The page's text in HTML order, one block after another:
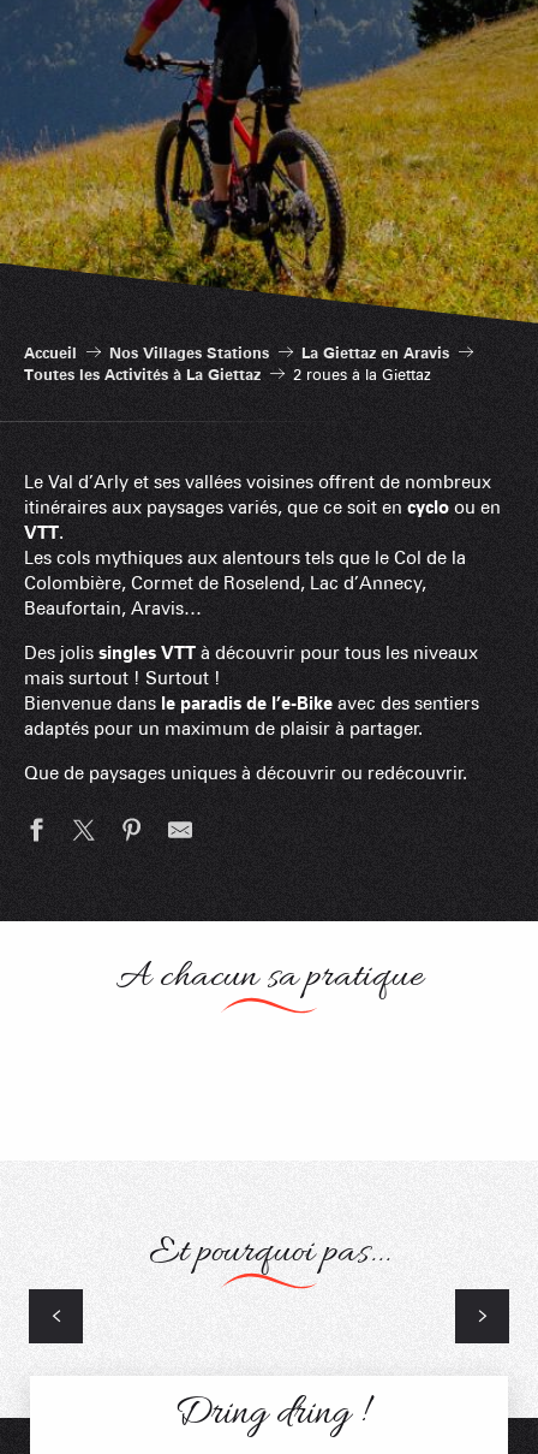
Accueil Nos Villages Stations
La Giettaz en Aravis
Toutes les Activités à La Giettaz
2 roues à la Giettaz
Le Val d’Arly et ses vallées voisines offrent de nombreux
itinéraires aux paysages variés, que ce soit en cyclo ou en
VTT.
Les cols mythiques aux alentours tels que le Col de la
Colombière, Cormet de Roselend, Lac d’Annecy,
Beaufortain, Aravis…
Des jolis singles VTT à découvrir pour tous les niveaux
mais surtout ! Surtout !
Bienvenue dans le paradis de l’e-Bike avec des sentiers
adaptés pour un maximum de plaisir à partager.
Que de paysages uniques à découvrir ou redécouvrir.
A chacun sa pratique
Nos itinéraires Cyclo
Et pourquoi pas...
Dring dring !